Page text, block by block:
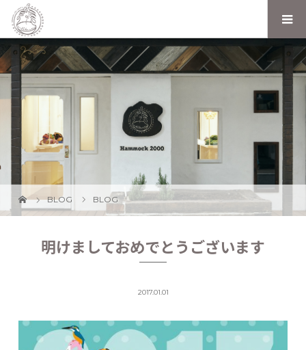
BLOG BLOG
明けましておめでとうございます
2017.01.01